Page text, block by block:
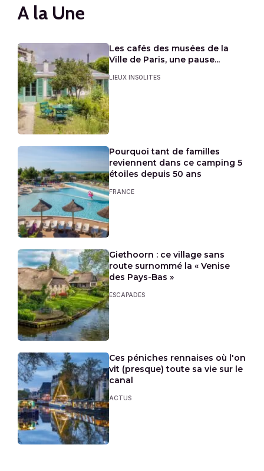
A la Une
Les cafés des musées de la
Ville de Paris, une pause...
LIEUX INSOLITES
Pourquoi tant de familles
reviennent dans ce camping 5
étoiles depuis 50 ans
FRANCE
Giethoorn : ce village sans
route surnommé la « Venise
des Pays-Bas »
ESCAPADES
Ces péniches rennaises où l'on
vit (presque) toute sa vie sur le
canal
ACTUS